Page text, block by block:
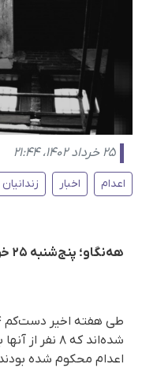
۲۵ خرداد ۱۴۰۲، ۲۱:۴۴
اعدام اخبار زندانیان
هه‌نگاو؛ پنج‌شنبه ۲۵ خرداد ۱۴۰۲
شده‌اند که ۸
اعدام محکوم شده‌